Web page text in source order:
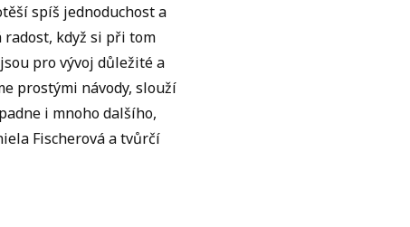
spíš jednoduchost a
když si při tom
pro vývoj důležité a
prostými návody, slouží
i mnoho dalšího,
Fischerová a tvůrčí